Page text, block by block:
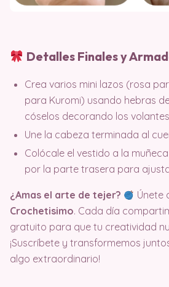
Detalles Finales y
Crea varios mini lazos (rosa
para Kuromi) usando hebras
cóselos decorando los
Une la cabeza terminada al
Colócale el vestido a la
por la parte trasera para
¿Amas el arte de tejer?
Únete
Crochetisimo. Cada día
gratuito para que tu creatividad
¡Suscríbete y transformemos
algo extraordinario!